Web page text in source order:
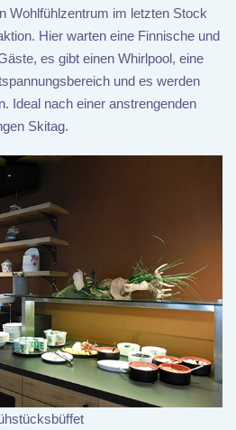
Wohlfühlzentrum im letzten Stock
Hier warten eine Finnische und
es gibt einen Whirlpool, eine
und es werden
Ideal nach einer anstrengenden
Skitag.